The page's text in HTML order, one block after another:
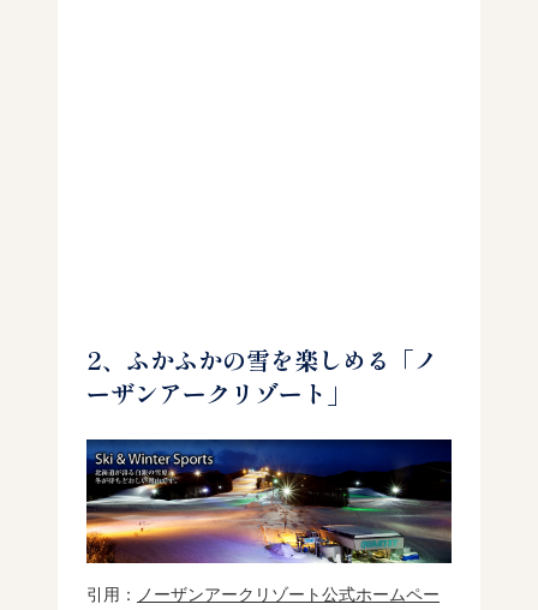
2、ふかふかの雪を楽しめる「ノ
ーザンアークリゾート」
引用： ノーザンアークリゾート公式ホームペー